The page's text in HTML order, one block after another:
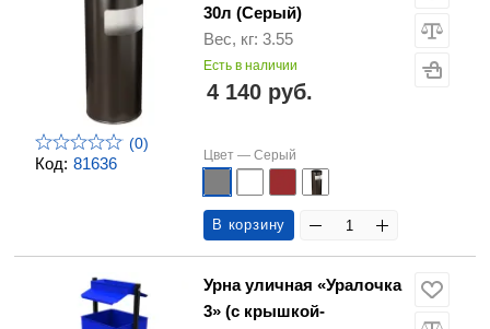
Код: 81636
(0)
30л (Серый)
Вес, кг: 3.55
Есть в наличии
4 140 руб.
Цвет — Серый
В корзину
Урна уличная «Уралочка
3» (с крышкой-